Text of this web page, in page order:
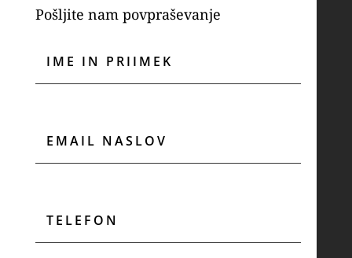
Pošljite nam povpraševanje